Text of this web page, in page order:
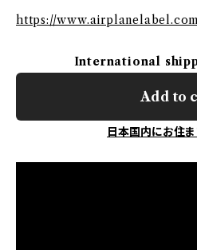
https://
International
Add to
日本国内にお住